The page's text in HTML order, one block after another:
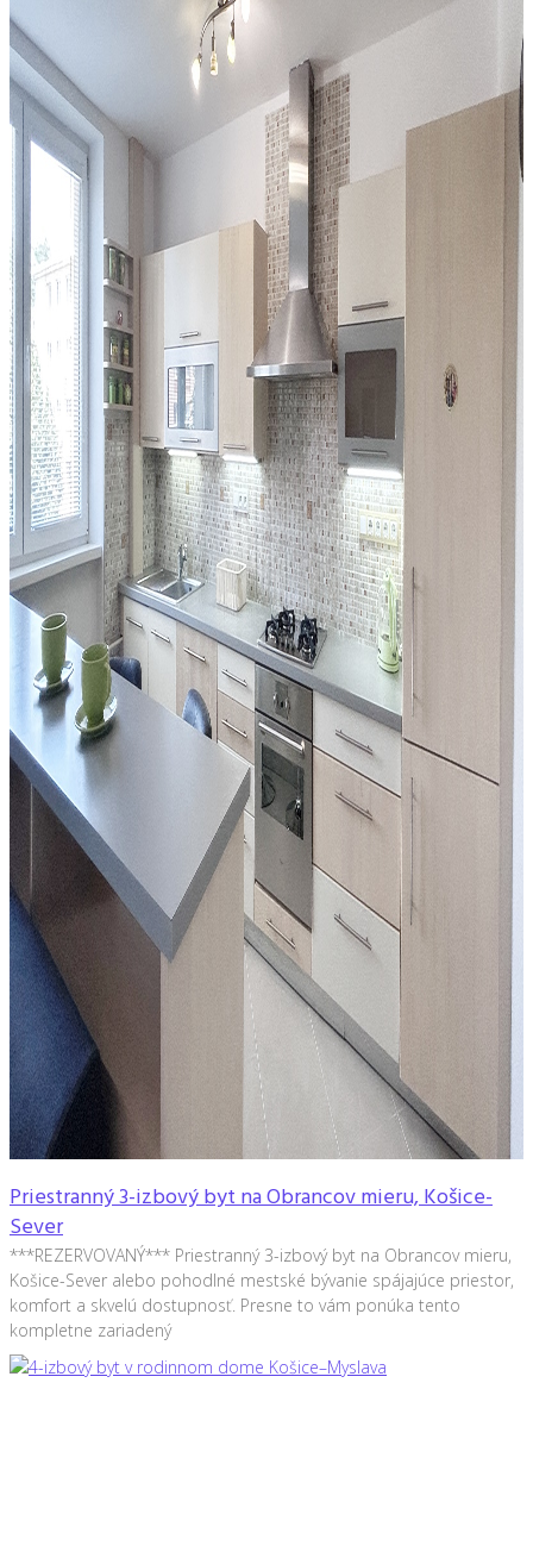
Priestranný 3-izbový byt na Obrancov mieru, Košice-
Sever
***REZERVOVANÝ*** Priestranný 3-izbový byt na Obrancov mieru,
Košice-Sever alebo pohodlné mestské bývanie spájajúce priestor,
komfort a skvelú dostupnosť. Presne to vám ponúka tento
kompletne zariadený